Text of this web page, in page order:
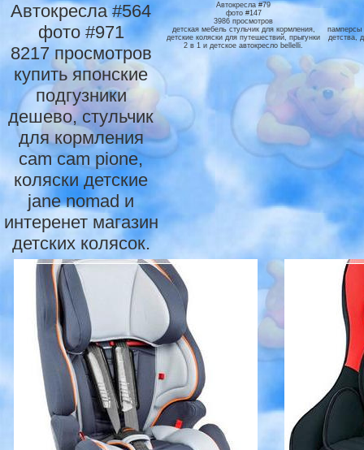
Автокресла #564
фото #971
8217 просмотров
купить японские
подгузники
дешево, стульчик
для кopмлeния
cam cam pione,
коляски детские
jane nomad и
интеренет магазин
детских колясок.
Автокресла #79
фото #147
3986 просмотров
детская мебель стульчик для кормления,
детские коляски для путешествий, прыгунки
2 в 1 и детское автокресло bellelli.
памперсы
детства,